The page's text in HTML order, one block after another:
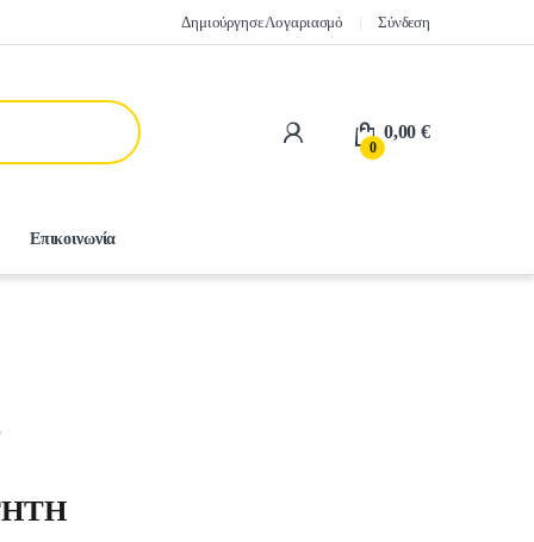
Δημιούργησε Λογαριασμό Σύνδεση
0
0,00€
Επικοινωνία